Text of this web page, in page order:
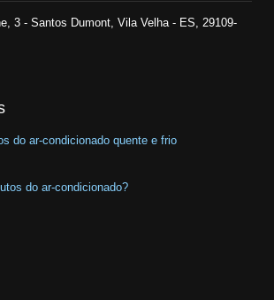
3 - Santos Dumont, Vila Velha - ES, 29109-
do ar-condicionado quente e frio
do ar-condicionado?